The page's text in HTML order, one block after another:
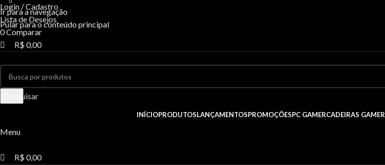
Ir para a navegação
Pular para o conteúdo principal
Login / Cadastro
Lista de Desejos
0Comparar
R$0,00
Pesquisar
INÍCIOPRODUTOSLANÇAMENTOSPROMOÇÕESPC GAMERCADEIRAS GAMER
Menu
0
R$0,00
0